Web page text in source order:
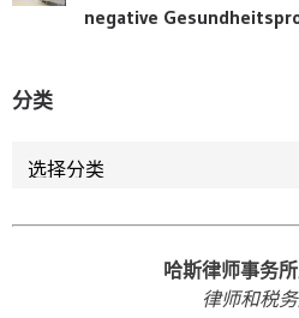
negative
分类
哈斯律师事务
律师和税